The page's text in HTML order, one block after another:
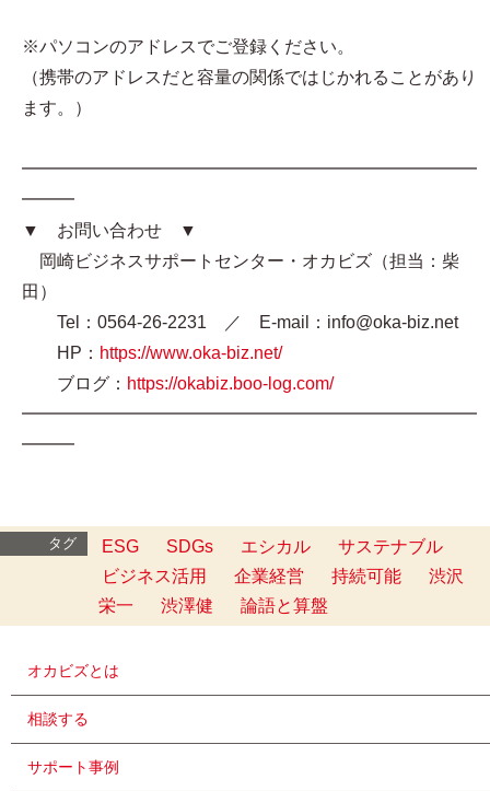
※パソコンのアドレスでご登録ください。
（携帯のアドレスだと容量の関係ではじかれることがあり
ます。）
━━━━━━━━━━━━━━━━━━━━━━━━━━
━━━
▼ お問い合わせ ▼
岡崎ビジネスサポートセンター・オカビズ（担当：柴
田）
Tel：0564-26-2231 ／ E-mail：info@oka-biz.net
HP： https://www.oka-biz.net/
ブログ： https://okabiz.boo-log.com/
━━━━━━━━━━━━━━━━━━━━━━━━━━
━━━
タグ ESG SDGs エシカル
サステナブル
ビジネス活用
企業経営 持続可能
渋沢
栄一
渋澤健 論語と算盤
オカビズとは
相談する
サポート事例